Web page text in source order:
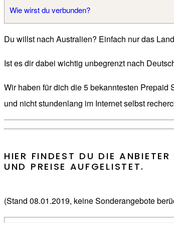
Wie wirst du verbunden?
Du willst nach Australien? Einfach nur das
Ist es dir dabei wichtig unbegrenzt nach
Wir haben für dich die 5 bekanntesten
und nicht stundenlang im Internet selbst
HIER FINDEST DU DIE
UND PREISE AUFGELISTET.
(Stand 08.01.2019, keine Sonderangebote